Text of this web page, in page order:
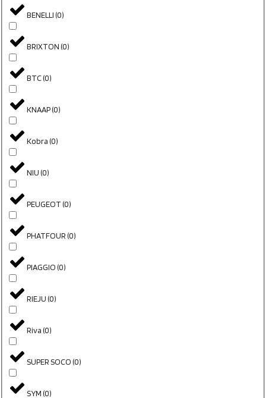
BENELLI(0)
BRIXTON(0)
BTC(0)
KNAAP(0)
Kobra(0)
NIU(0)
PEUGEOT(0)
PHATFOUR(0)
PIAGGIO(0)
RIEJU(0)
Riva(0)
SUPER SOCO(0)
SYM(0)